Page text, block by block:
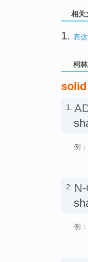
相关
1. 表
柯
solid
1.
例：
2.
例：